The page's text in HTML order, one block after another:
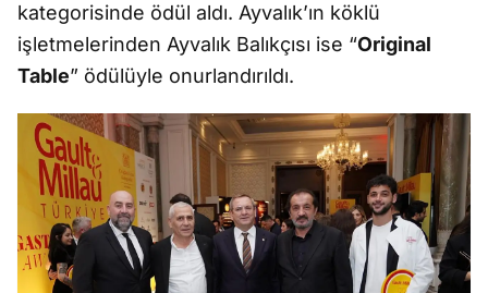
kategorisinde ödül aldı. Ayvalık’ın köklü
işletmelerinden Ayvalık Balıkçısı ise “Original
Table” ödülüyle onurlandırıldı.